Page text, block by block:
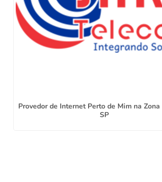
Provedor de Internet Perto de Mim na Zona
SP